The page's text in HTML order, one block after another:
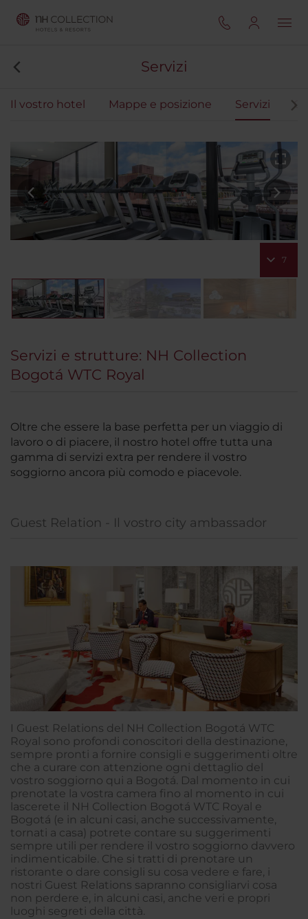
Servizi
Il vostro hotel Mappe e posizione Servizi
7
Servizi e strutture: NH Collection
Bogotá WTC Royal
Oltre che essere la base perfetta per un viaggio di
lavoro o di piacere, il nostro hotel offre tutta una
gamma di servizi extra per rendere il vostro
soggiorno ancora più comodo e piacevole.
Guest Relation - Il vostro city ambassador
I Guest Relations del NH Collection Bogotá WTC
Royal sono profondi conoscitori della destinazione,
sempre pronti a fornire consigli e suggerimenti oltre
che a curare con attenzione ogni dettaglio del
vostro soggiorno qui a Bogotá. Dal momento in cui
prenotate la vostra camera fino al momento in cui
lascerete il NH Collection Bogotá WTC Royal e
Bogotá (e in alcuni casi, anche successivamente,
tornati a casa) potrete contare su suggerimenti
sempre utili per rendere il vostro soggiorno davvero
indimenticabile. Che si tratti di prenotare un
ristorante o dare consigli su cosa vedere e fare, i
nostri Guest Relations sapranno consigliarvi cosa
non perdere e, in alcuni casi, anche veri e propri
luoghi segreti della città.